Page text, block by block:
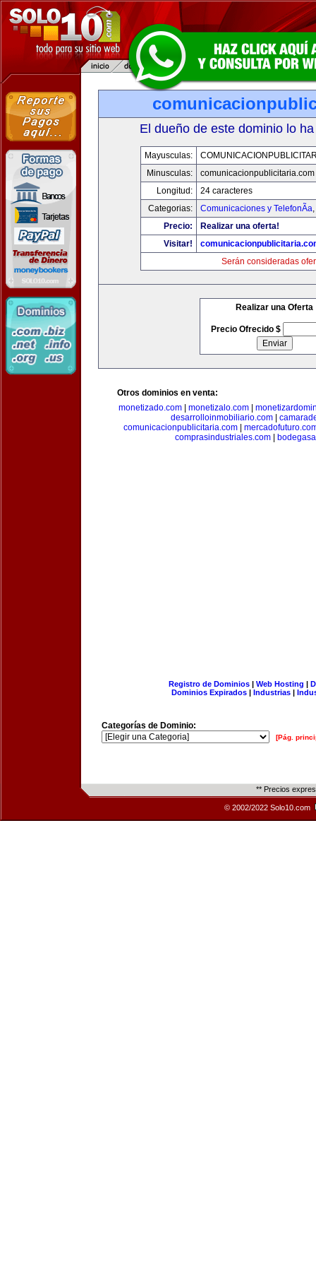
El dueño de este dominio lo
Mayusculas:
Minusculas:
comunicacionpublicitaria.com
Longitud:
24 caracteres
Categorias:
Comunicaciones y TelefonÃ­a,
Precio:
Realizar una oferta!
Visitar!
Serán consideradas
Realizar una Oferta
Precio Ofrecido $
Otros dominios en venta:
monetizado.com
monetizalo.com
desarrolloinmobiliario.com
comunicacionpublicitaria.com|
comprasindustriales.com|
Registro de Dominios| Web Hosting |
Dominios Expirados | Industrias |
Categorías de Dominio:
[Pág.
** Precios
© 2002/2022 Solo10.com